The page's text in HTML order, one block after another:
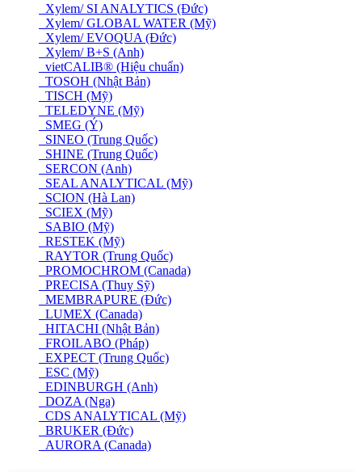
Xylem/ SI ANALYTICS (Đức)
Xylem/ GLOBAL WATER (Mỹ)
Xylem/ EVOQUA (Đức)
Xylem/ B+S (Anh)
vietCALIB® (Hiệu chuẩn)
TOSOH (Nhật Bản)
TISCH (Mỹ)
TELEDYNE (Mỹ)
SMEG (Ý)
SINEO (Trung Quốc)
SHINE (Trung Quốc)
SERCON (Anh)
SEAL ANALYTICAL (Mỹ)
SCION (Hà Lan)
SCIEX (Mỹ)
SABIO (Mỹ)
RESTEK (Mỹ)
RAYTOR (Trung Quốc)
PROMOCHROM (Canada)
PRECISA (Thuỵ Sỹ)
MEMBRAPURE (Đức)
LUMEX (Canada)
HITACHI (Nhật Bản)
FROILABO (Pháp)
EXPECT (Trung Quốc)
ESC (Mỹ)
EDINBURGH (Anh)
DOZA (Nga)
CDS ANALYTICAL (Mỹ)
BRUKER (Đức)
AURORA (Canada)